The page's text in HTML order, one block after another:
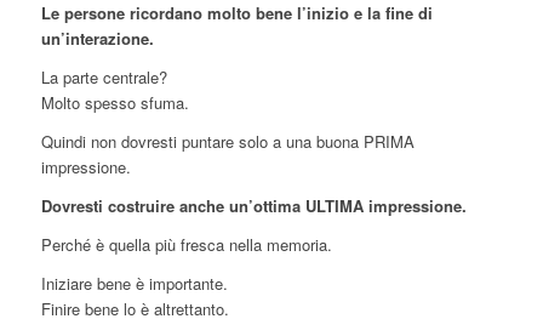
Le persone ricordano molto bene l’inizio e la fine di
un’interazione.
La parte centrale?
Molto spesso sfuma.
Quindi non dovresti puntare solo a una buona PRIMA
impressione.
Dovresti costruire anche un’ottima ULTIMA impressione.
Perché è quella più fresca nella memoria.
Iniziare bene è importante.
Finire bene lo è altrettanto.